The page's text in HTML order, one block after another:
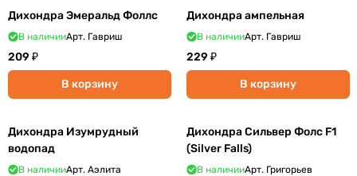
Дихондра Эмеральд Фоллс
В наличииАрт. Гавриш
209 ₽
В корзину
Дихондра ампельная
В наличииАрт. Гавриш
229 ₽
В корзину
Дихондра Изумрудный
водопад
В наличииАрт. Аэлита
Дихондра Сильвер Фолс F1
(Silver Falls)
В наличииАрт. Григорьев